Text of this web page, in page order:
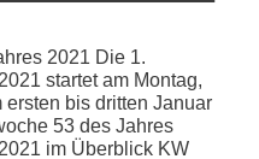
2021 Die 1.
startet am Montag,
ersten bis dritten Januar
53 des Jahres
im Überblick KW